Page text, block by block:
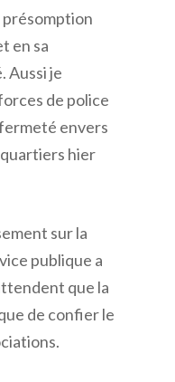
présomption
en sa
Aussi je
de police
envers
hier
sur la
publique a
que la
de confier le